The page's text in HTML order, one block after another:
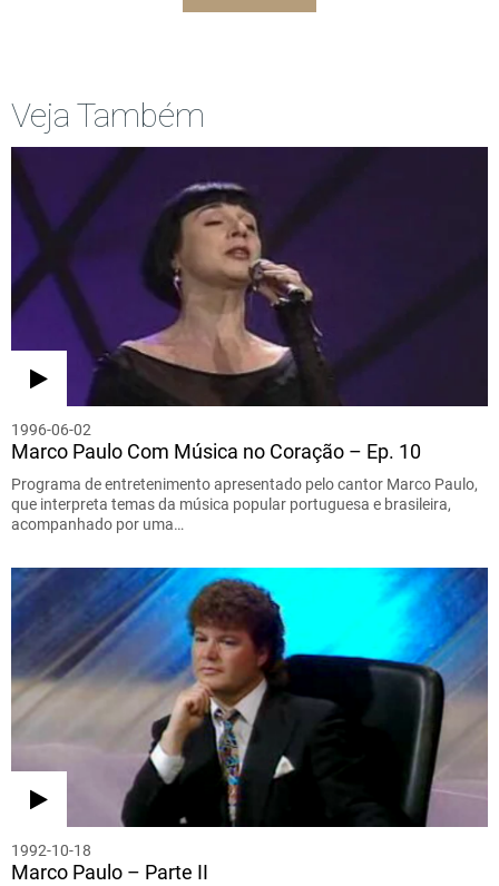
Veja Também
1996-06-02
Marco Paulo Com Música no Coração – Ep. 10
Programa de entretenimento apresentado pelo cantor Marco Paulo,
que interpreta temas da música popular portuguesa e brasileira,
acompanhado por uma…
1992-10-18
Marco Paulo – Parte II